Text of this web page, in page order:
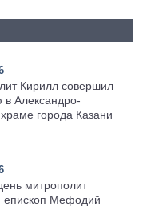
Кирилл совершил
в Александро-
города Казани
митрополит
епископ Мефодий